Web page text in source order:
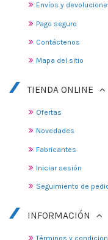
Envíos y
Pago seguro
Contáctenos
Mapa del sitio
TIENDA ONLINE
Ofertas
Novedades
Fabricantes
Iniciar sesión
Seguimiento de
INFORMACIÓN
Términos y